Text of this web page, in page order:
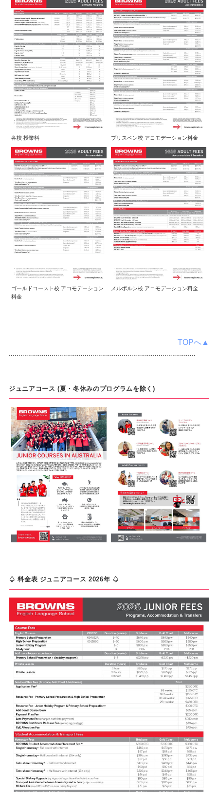
各校 授業料 ブリスベン校 アコモデーション料金
ゴールドコースト校 アコモデーション
料金
メルボルン校 アコモデーション料金
TOPへ▲
‥‥‥‥‥‥‥‥‥‥‥‥‥‥‥‥‥‥‥‥‥‥‥‥‥‥‥‥‥‥‥‥‥‥‥‥‥‥‥‥‥‥‥‥‥‥‥‥
ジュニアコース (夏・冬休みのプログラムを除く)
♤ 料金表 ジュニアコース 2026年 ♤